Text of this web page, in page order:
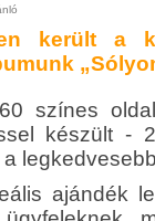
került a
színes
készült
a
ajándék